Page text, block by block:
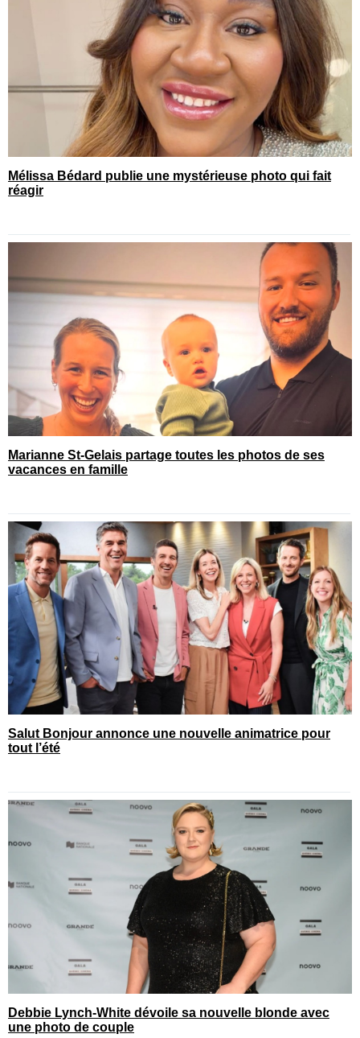
Mélissa Bédard publie une mystérieuse photo qui fait
réagir
Marianne St-Gelais partage toutes les photos de ses
vacances en famille
Salut Bonjour annonce une nouvelle animatrice pour
tout l’été
Debbie Lynch-White dévoile sa nouvelle blonde avec
une photo de couple